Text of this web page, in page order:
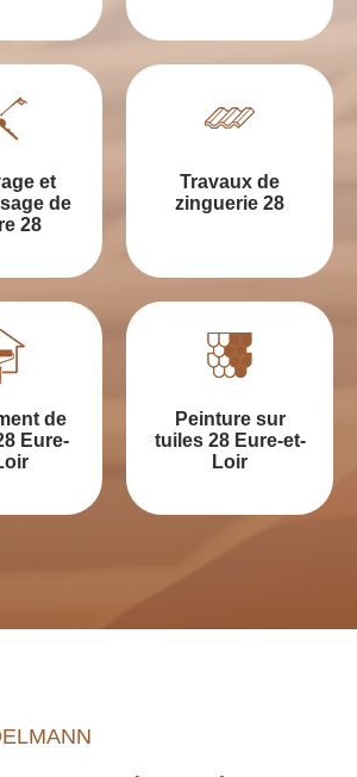
et
de
28
Travaux de
zinguerie 28
de
Eure-
Peinture sur
tuiles 28 Eure-et-
Loir